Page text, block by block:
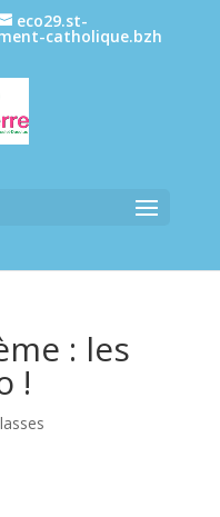
eco29.st-
catholique.bzh
: les
!